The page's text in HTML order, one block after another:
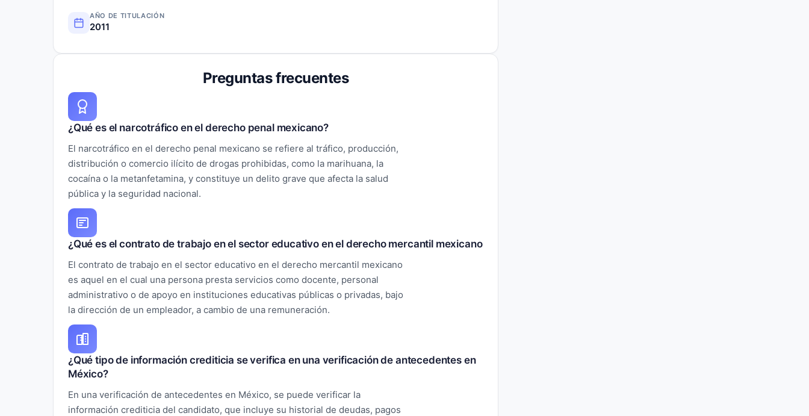
AÑO DE TITULACIÓN
2011
Preguntas frecuentes
¿Qué es el narcotráfico en el derecho penal mexicano?
El narcotráfico en el derecho penal mexicano se refiere al tráfico, producción,
distribución o comercio ilícito de drogas prohibidas, como la marihuana, la
cocaína o la metanfetamina, y constituye un delito grave que afecta la salud
pública y la seguridad nacional.
¿Qué es el contrato de trabajo en el sector educativo en el derecho mercantil mexicano
El contrato de trabajo en el sector educativo en el derecho mercantil mexicano
es aquel en el cual una persona presta servicios como docente, personal
administrativo o de apoyo en instituciones educativas públicas o privadas, bajo
la dirección de un empleador, a cambio de una remuneración.
¿Qué tipo de información crediticia se verifica en una verificación de antecedentes en
México?
En una verificación de antecedentes en México, se puede verificar la
información crediticia del candidato, que incluye su historial de deudas, pagos